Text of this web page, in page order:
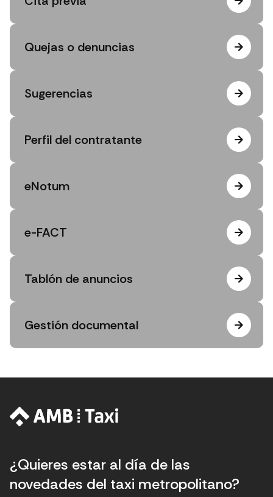
Quejas o denuncias
Sugerencias
Perfil del contratante
eNotum
e-FACT
Tablón de anuncios
Gestión documental
¿Quieres estar al día de las
novedades del taxi metropolitano?